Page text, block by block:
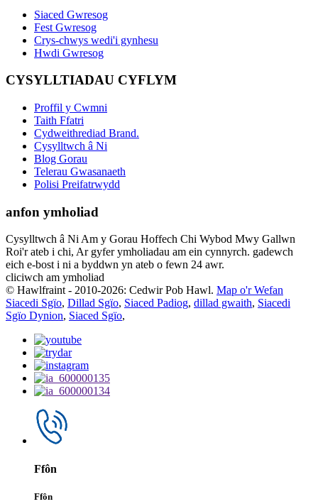
Siaced Gwresog
Fest Gwresog
Crys-chwys wedi'i gynhesu
Hwdi Gwresog
CYSYLLTIADAU CYFLYM
Proffil y Cwmni
Taith Ffatri
Cydweithrediad Brand.
Cysylltwch â Ni
Blog Gorau
Telerau Gwasanaeth
Polisi Preifatrwydd
anfon ymholiad
Cysylltwch â Ni Am y Gorau Hoffech Chi Wybod Mwy Gallwn
Roi'r ateb i chi, Ar gyfer ymholiadau am ein cynnyrch. gadewch
eich e-bost i ni a byddwn yn ateb o fewn 24 awr.
cliciwch am ymholiad
© Hawlfraint - 2010-2026: Cedwir Pob Hawl. Map o'r Wefan
Siacedi Sgïo, Dillad Sgïo, Siaced Padiog, dillad gwaith, Siacedi
Sgïo Dynion, Siaced Sgïo,
Ffôn
Ffôn